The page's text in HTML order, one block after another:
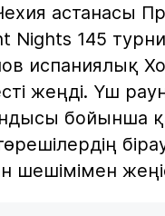
астанасы
Nights 145
испаниялық
жеңді. Үш
бойынша
шешімімен